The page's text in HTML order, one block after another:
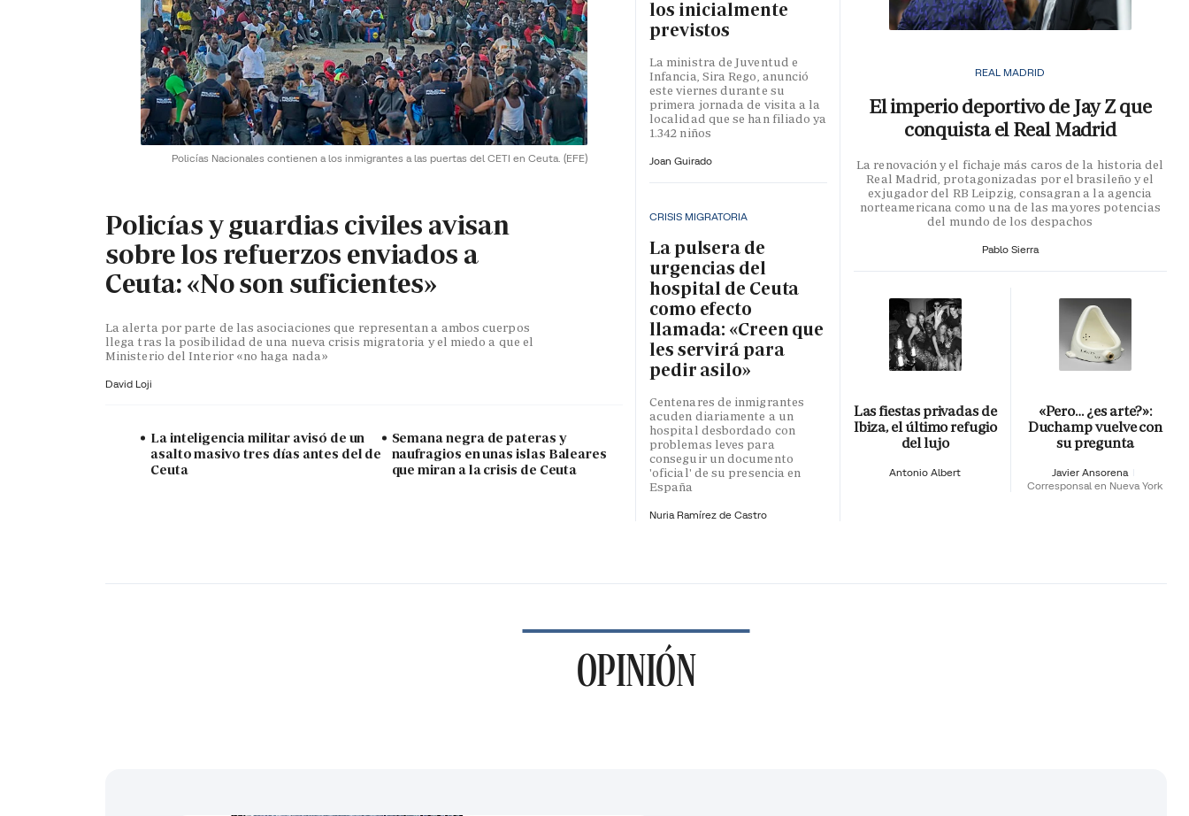
Policías Nacionales contienen a los inmigrantes a las puertas del CETI en Ceuta. (EFE)
Policías y guardias civiles avisan
sobre los refuerzos enviados a
Ceuta: «No son suficientes»
La alerta por parte de las asociaciones que representan a ambos cuerpos
llega tras la posibilidad de una nueva crisis migratoria y el miedo a que el
Ministerio del Interior «no haga nada»
David Loji
La inteligencia militar avisó de un
asalto masivo tres días antes del de
Ceuta
Semana negra de pateras y
naufragios en unas islas Baleares
que miran a la crisis de Ceuta
los inicialmente
previstos
La ministra de Juventud e
Infancia, Sira Rego, anunció
este viernes durante su
primera jornada de visita a la
localidad que se han filiado ya
1.342 niños
Joan Guirado
CRISIS MIGRATORIA
La pulsera de
urgencias del
hospital de Ceuta
como efecto
llamada: «Creen que
les servirá para
pedir asilo»
Centenares de inmigrantes
acuden diariamente a un
hospital desbordado con
problemas leves para
conseguir un documento
'oficial' de su presencia en
España
Nuria Ramírez de Castro
REAL MADRID
El imperio deportivo de Jay Z que
conquista el Real Madrid
La renovación y el fichaje más caros de la historia del
Real Madrid, protagonizadas por el brasileño y el
exjugador del RB Leipzig, consagran a la agencia
norteamericana como una de las mayores potencias
del mundo de los despachos
Pablo Sierra
Las fiestas privadas de
Ibiza, el último refugio
del lujo
Antonio Albert
«Pero… ¿es arte?»:
Duchamp vuelve con
su pregunta
Javier Ansorena
Corresponsal en Nueva York
OPINIÓN